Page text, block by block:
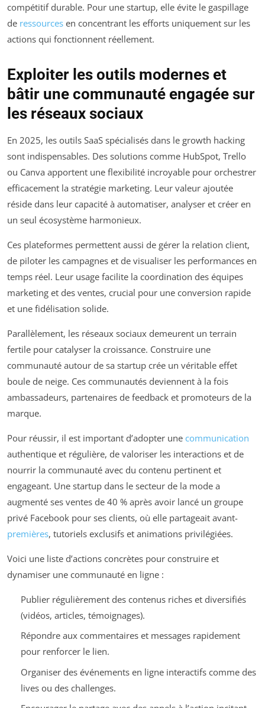
compétitif durable. Pour une startup, elle évite le gaspillage
de ressources en concentrant les efforts uniquement sur les
actions qui fonctionnent réellement.
Exploiter les outils modernes et
bâtir une communauté engagée sur
les réseaux sociaux
En 2025, les outils SaaS spécialisés dans le growth hacking
sont indispensables. Des solutions comme HubSpot, Trello
ou Canva apportent une flexibilité incroyable pour orchestrer
efficacement la stratégie marketing. Leur valeur ajoutée
réside dans leur capacité à automatiser, analyser et créer en
un seul écosystème harmonieux.
Ces plateformes permettent aussi de gérer la relation client,
de piloter les campagnes et de visualiser les performances en
temps réel. Leur usage facilite la coordination des équipes
marketing et des ventes, crucial pour une conversion rapide
et une fidélisation solide.
Parallèlement, les réseaux sociaux demeurent un terrain
fertile pour catalyser la croissance. Construire une
communauté autour de sa startup crée un véritable effet
boule de neige. Ces communautés deviennent à la fois
ambassadeurs, partenaires de feedback et promoteurs de la
marque.
Pour réussir, il est important d’adopter une communication
authentique et régulière, de valoriser les interactions et de
nourrir la communauté avec du contenu pertinent et
engageant. Une startup dans le secteur de la mode a
augmenté ses ventes de 40 % après avoir lancé un groupe
privé Facebook pour ses clients, où elle partageait avant-
premières, tutoriels exclusifs et animations privilégiées.
Voici une liste d’actions concrètes pour construire et
dynamiser une communauté en ligne :
Publier régulièrement des contenus riches et diversifiés
(vidéos, articles, témoignages).
Répondre aux commentaires et messages rapidement
pour renforcer le lien.
Organiser des événements en ligne interactifs comme des
lives ou des challenges.